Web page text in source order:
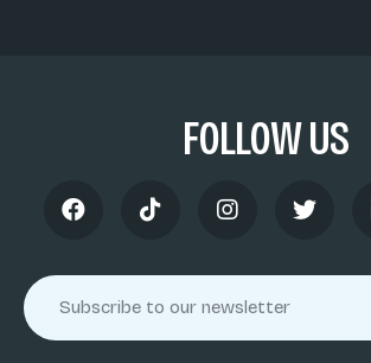
FOLLOW US